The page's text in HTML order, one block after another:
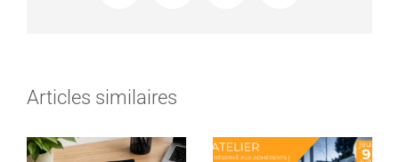
Articles similaires